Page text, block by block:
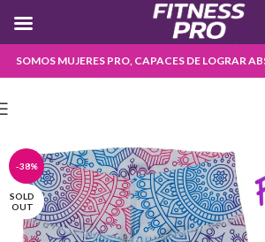
SOMOS MUJERES PRO, CAPACES DE LOGRAR
-38%
SOLD
OUT